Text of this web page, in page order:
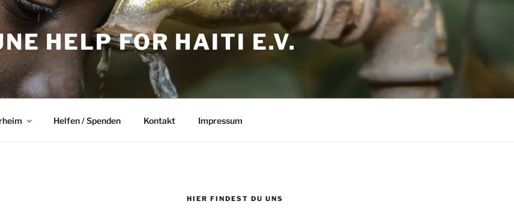
HELP FOR HAITI E.V.
Helfen / Spenden Kontakt Impressum
HIER FINDEST DU UNS